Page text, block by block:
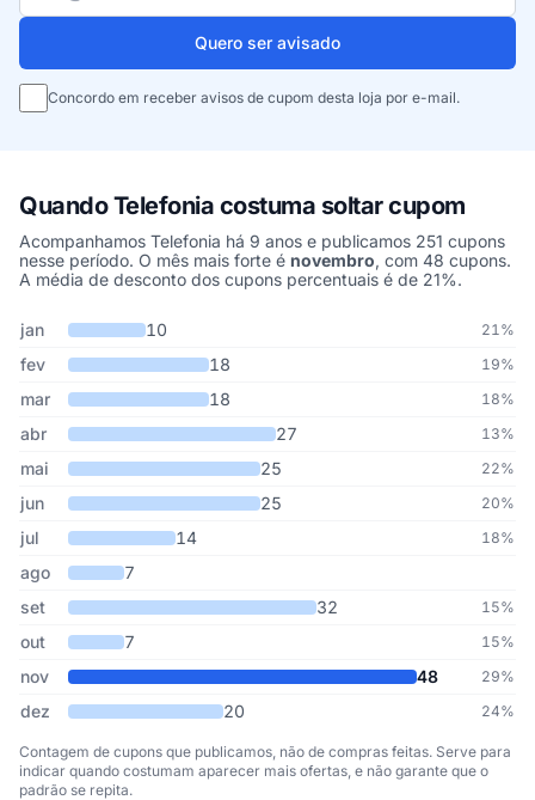
Quero ser avisado
Concordo em receber avisos de cupom desta loja por e-mail.
Quando Telefonia costuma soltar cupom
Acompanhamos Telefonia há 9 anos e publicamos 251 cupons
nesse período. O mês mais forte é novembro, com 48 cupons.
A média de desconto dos cupons percentuais é de 21%.
Cupons de Telefonia publicados por mês, somando os últimos 9
Mês Cupons publicados
jan 10 21%
fev 18 19%
mar 18 18%
abr 27 13%
mai 25 22%
jun 25 20%
jul 14 18%
ago
7
set
32 15%
out 7 15%
nov 48 29%
dez 20 24%
Contagem de cupons que publicamos, não de compras feitas. Serve para
indicar quando costumam aparecer mais ofertas, e não garante que o
padrão se repita.